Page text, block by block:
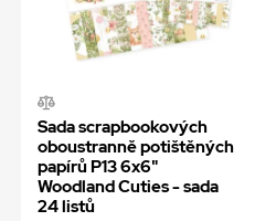
Sada scrapbookových
oboustranně potištěných
papírů P13 6x6"
Woodland Cuties - sada
24 listů